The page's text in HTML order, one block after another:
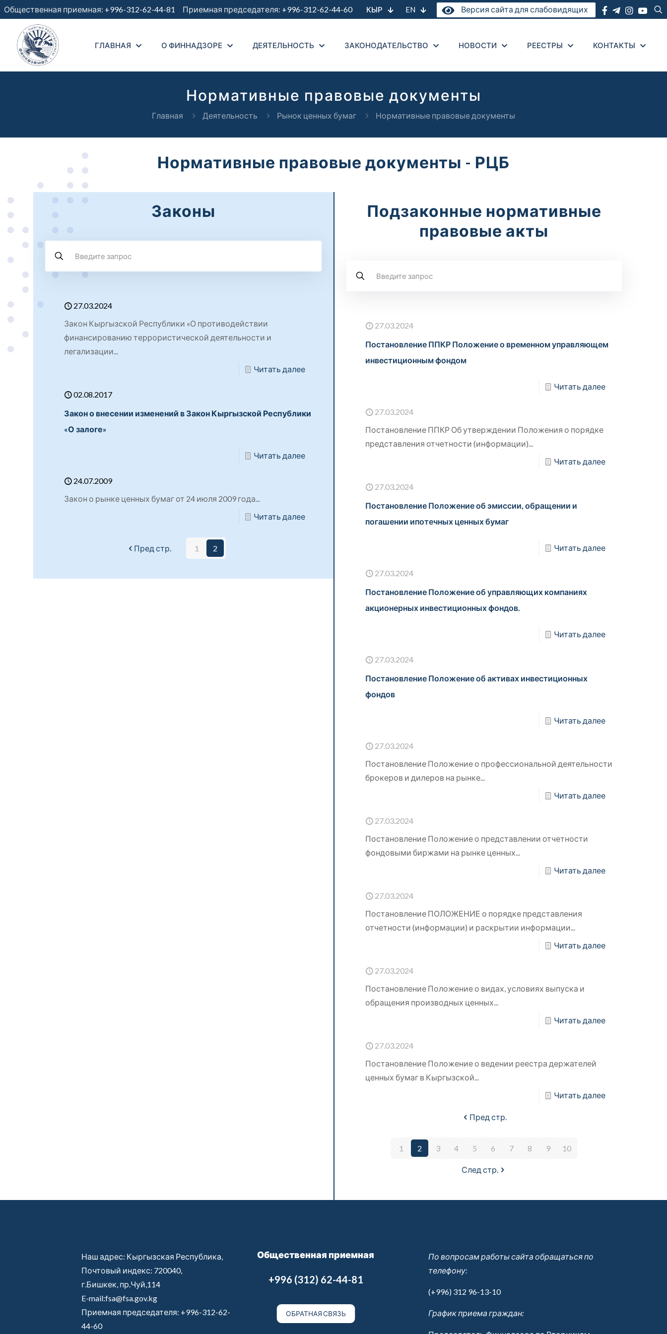
Общественная приемная: +996-312-62-44-81 Приемная председателя: +996-312-62-44-60 КЫР EN Версия сайта для слабовидящих
ГЛАВНАЯ О ФИННАДЗОРЕ ДЕЯТЕЛЬНОСТЬ ЗАКОНОДАТЕЛЬСТВО НОВОСТИ РЕЕСТРЫ КОНТАКТЫ
Нормативные правовые документы
Главная Деятельность Рынок ценных бумаг Нормативные правовые документы
Нормативные правовые документы - РЦБ
Законы
27.03.2024
Закон Кыргызской Республики «О противодействии
финансированию террористической деятельности и
легализации...
Читать далее
02.08.2017
Закон о внесении изменений в Закон Кыргызской Республики
«О залоге»
Читать далее
24.07.2009
Закон о рынке ценных бумаг от 24 июля 2009 года...
Читать далее
Пред стр. 1 2
Подзаконные нормативные
правовые акты
27.03.2024
Постановление ППКР Положение о временном управляющем
инвестиционным фондом
Читать далее
27.03.2024
Постановление ППКР Об утверждении Положения о порядке
представления отчетности (информации)...
Читать далее
27.03.2024
Постановление Положение об эмиссии, обращении и
погашении ипотечных ценных бумаг
Читать далее
27.03.2024
Постановление Положение об управляющих компаниях
акционерных инвестиционных фондов.
Читать далее
27.03.2024
Постановление Положение об активах инвестиционных
фондов
Читать далее
27.03.2024
Постановление Положение о профессиональной деятельности
брокеров и дилеров на рынке...
Читать далее
27.03.2024
Постановление Положение о представлении отчетности
фондовыми биржами на рынке ценных...
Читать далее
27.03.2024
Постановление ПОЛОЖЕНИЕ о порядке представления
отчетности (информации) и раскрытии информации...
Читать далее
27.03.2024
Постановление Положение о видах, условиях выпуска и
обращения производных ценных...
Читать далее
27.03.2024
Постановление Положение о ведении реестра держателей
ценных бумаг в Кыргызской...
Читать далее
Пред стр.
1 2 3 4 5 6 7 8 9 10
След стр.
Наш адрес: Кыргызская Республика,
Почтовый индекс: 720040,
г.Бишкек, пр.Чуй,114
E-mail:fsa@fsa.gov.kg
Приемная председателя: +996-312-62-
44-60
Общественная приемная
+996 (312) 62-44-81
ОБРАТНАЯ СВЯЗЬ
По вопросам работы сайта обращаться по
телефону:
(+996) 312 96-13-10
График приема граждан: